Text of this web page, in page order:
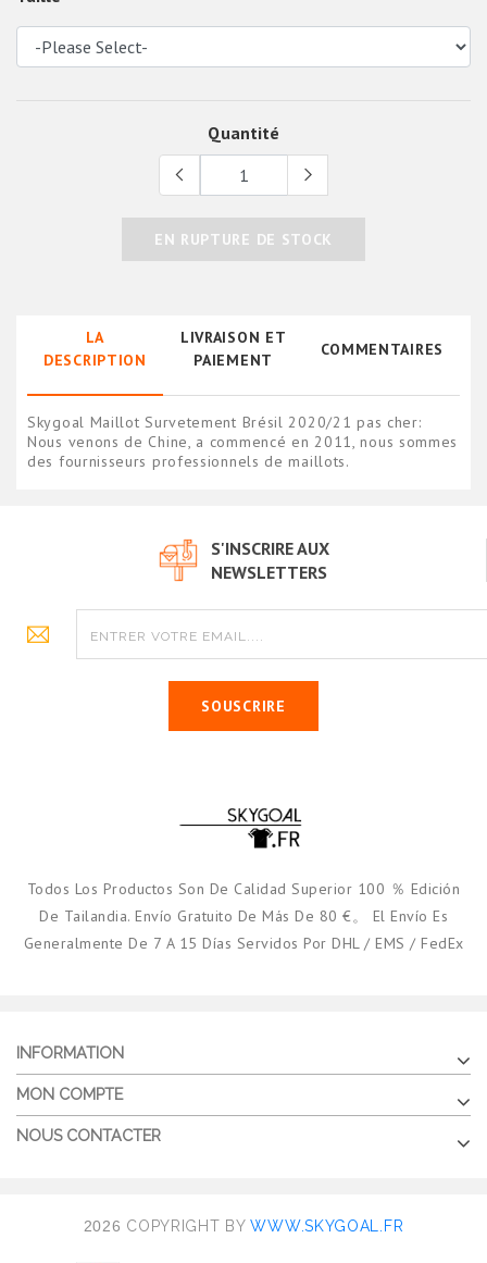
Quantité
EN RUPTURE DE STOCK
LA
DESCRIPTION
LIVRAISON ET
PAIEMENT
COMMENTAIRES
Skygoal Maillot Survetement Brésil 2020/21 pas cher:
Nous venons de Chine, a commencé en 2011, nous sommes
des fournisseurs professionnels de maillots.
S'INSCRIRE AUX
NEWSLETTERS
SOUSCRIRE
Todos Los Productos Son De Calidad Superior 100 ％ Edición
De Tailandia. Envío Gratuito De Más De 80 €。 El Envío Es
Generalmente De 7 A 15 Días Servidos Por DHL / EMS / FedEx
INFORMATION
MON COMPTE
NOUS CONTACTER
2026 COPYRIGHT BYWWW.SKYGOAL.FR